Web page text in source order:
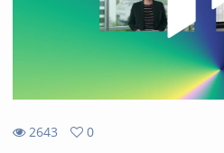
2643
0